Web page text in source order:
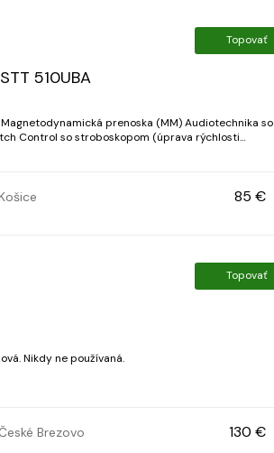
Topovať
510UBA
prenoska (MM) Audiotechnika so
Control so stroboskopom (úprava rýchlosti
85 €
Topovať
Nikdy ne používaná.
Brezovo 130 €